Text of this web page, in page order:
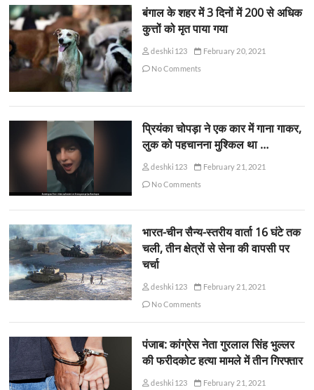
बंगाल के शहर में 3 दिनों में 200 से अधिक
कुत्तों को मृत पाया गया
deshki123
February 20, 2021
No Comments
प्रियंका चोपड़ा ने एक कार में गाना गाकर,
लुक को पहचानना मुश्किल था …
deshki123
February 21, 2021
No Comments
भारत-चीन सैन्य-स्तरीय वार्ता 16 घंटे तक
चली, तीन क्षेत्रों से सेना की वापसी पर
चर्चा
deshki123
February 21, 2021
No Comments
पंजाब: कांग्रेस नेता गुरलाल सिंह भुल्लर
की फरीदकोट हत्या मामले में तीन गिरफ्तार
deshki123
February 21, 2021